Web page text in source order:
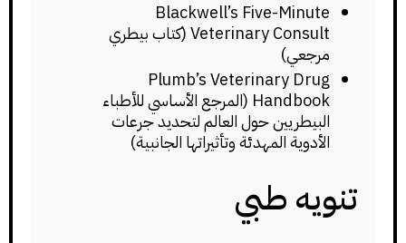
Blackwell’s Five-Minute
Veterinary Consult (كتاب بيطري
مرجعي)
Plumb’s Veterinary Drug
Handbook (المرجع الأساسي للأطباء
البيطريين حول العالم لتحديد جرعات
الأدوية المهدئة وتأثيراتها الجانبية)
تنويه طبي